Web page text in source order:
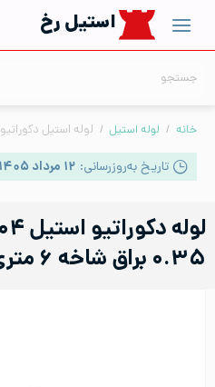
content
استیل رخ
خانه / لوله استیل / لوله استیل دکوراتیو
تاریخ به‌روزرسانی: ۱۲ مرداد ۱۴۰۵ | ۱۶:۳۵
۰.۳۵ براق شاخه ۶ متری